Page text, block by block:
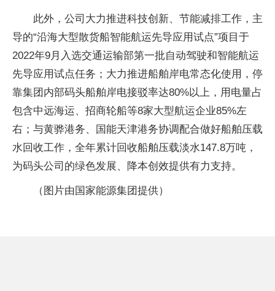
此外，公司大力推进科技创新、节能减排工作，主
导的“沿海大型散货船智能航运先导应用试点”项目于
2022年9月入选交通运输部第一批自动驾驶和智能航运
先导应用试点任务；大力推进船舶岸电常态化使用，停
靠集团内部码头船舶岸电接驳率达80%以上，用电量占
包含中远海运、招商轮船等8家大型航运企业85%左
右；与黄骅港务、国能天津港务协调配合做好船舶压载
水回收工作，全年累计回收船舶压载淡水147.8万吨，
为码头公司的绿色发展、降本创效提供有力支持。
（图片由国家能源集团提供）